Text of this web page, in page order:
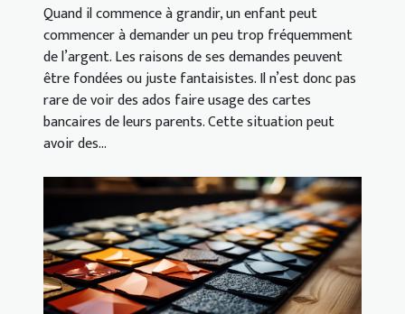
Quand il commence à grandir, un enfant peut
commencer à demander un peu trop fréquemment
de l’argent. Les raisons de ses demandes peuvent
être fondées ou juste fantaisistes. Il n’est donc pas
rare de voir des ados faire usage des cartes
bancaires de leurs parents. Cette situation peut
avoir des...